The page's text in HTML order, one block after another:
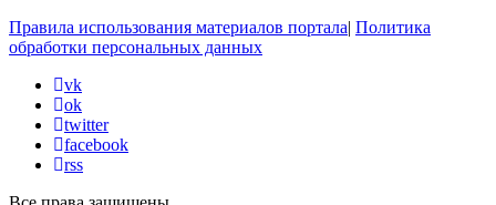
Правила использования материалов портала| Политика
обработки персональных данных
vk
ok
twitter
facebook
rss